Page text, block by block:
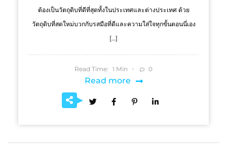
ต้องเป็นวัตถุดิบที่ดีที่สุดทั้งในประเทศและต่างประเทศ ด้วย
วัตถุดิบที่สดใหม่บวกกับรสมือที่ดีและความใส่ใจทุกขั้นตอนนี่เอง
[…]
Read Time: 1 Min 0
Read more